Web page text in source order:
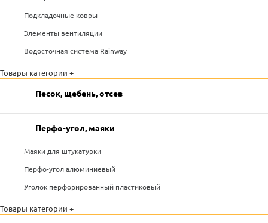
Подкладочные ковры
Элементы вентиляции
Водосточная система Rainway
Товары категории +
Песок, щебень, отсев
Перфо-угол, маяки
Маяки для штукатурки
Перфо-угол алюминиевый
Уголок перфорированный пластиковый
Товары категории +